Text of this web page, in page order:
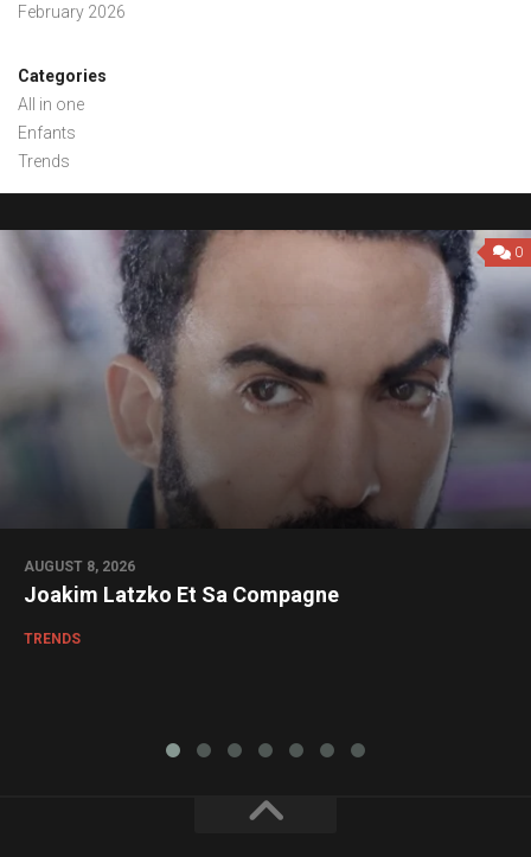
February 2026
Categories
All in one
Enfants
Trends
0
AUGUST 8, 2026
Joakim Latzko Et Sa Compagne
TRENDS